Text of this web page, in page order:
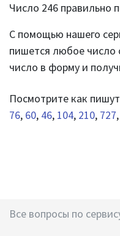
Число 246 правильно
С помощью нашего
пишется любое число
число в форму и
Посмотрите как
76, 60, 46, 104, 210, 727,
Все вопросы по